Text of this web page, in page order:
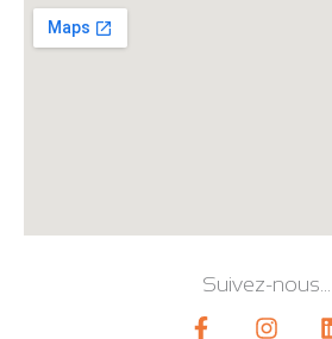
Suivez-nous...
F
I